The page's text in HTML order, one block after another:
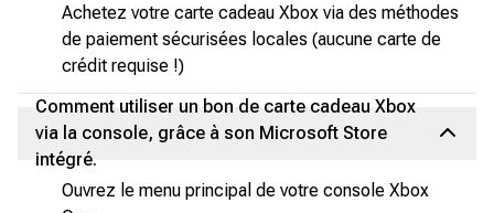
Achetez votre carte cadeau Xbox via des méthodes
de paiement sécurisées locales (aucune carte de
crédit requise !)
Comment utiliser un bon de carte cadeau Xbox
via la console, grâce à son Microsoft Store
intégré.
Ouvrez le menu principal de votre console Xbox